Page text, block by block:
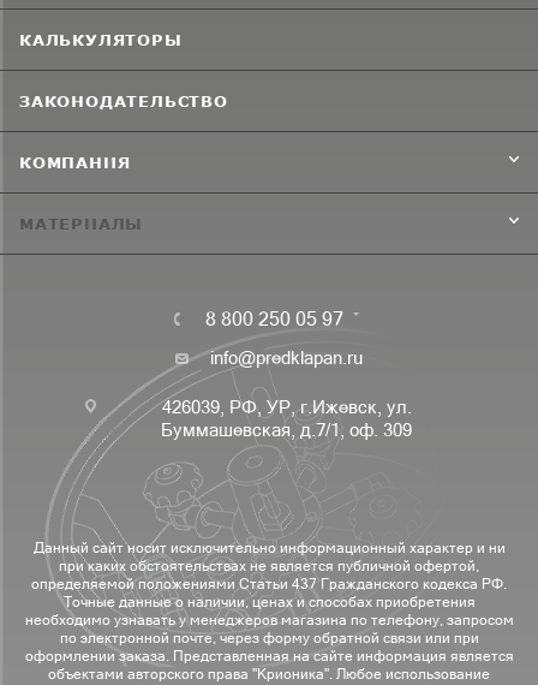
КАЛЬКУЛЯТОРЫ
ЗАКОНОДАТЕЛЬСТВО
КОМПАНИЯ
МАТЕРИАЛЫ
8 800 250 05 97
info@predklapan.ru
426039, РФ, УР, г.Ижевск, ул.
Буммашевская, д.7/1, оф. 309
Данный сайт носит исключительно информационный характер и ни
при каких обстоятельствах не является публичной офертой,
определяемой положениями Статьи 437 Гражданского кодекса РФ.
Точные данные о наличии, ценах и способах приобретения
необходимо узнавать у менеджеров магазина по телефону, запросом
по электронной почте, через форму обратной связи или при
оформлении заказа. Представленная на сайте информация является
объектами авторского права "Крионика". Любое использование